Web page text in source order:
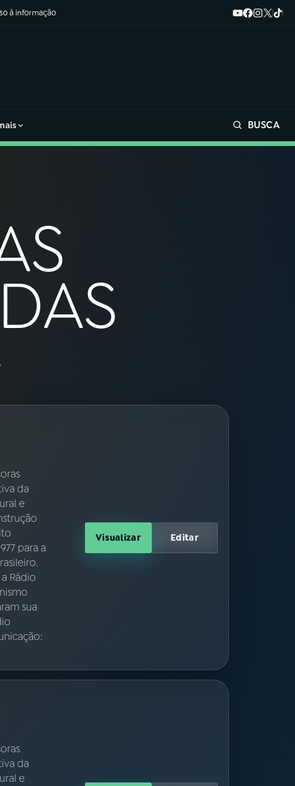
à informação
BUSCA
da
e
para a
Rádio
sua
Visualizar Editar
da
e